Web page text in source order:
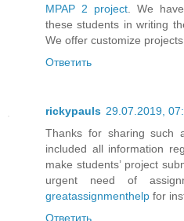
MPAP 2 project. We
these students in writing
We offer customize
Ответить
rickypauls 29.07.2019,
Thanks for sharing such
included all information
make students’ project
urgent need of
greatassignmenthelp for
Ответить